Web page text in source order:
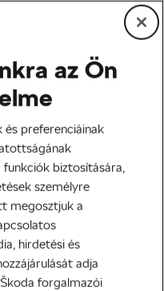
el Amszterdamot a
07:00-kor
az Ön
és preferenciáinak
funkciók biztosítására,
személyre
megosztjuk a
hirdetési és
adja
forgalmazói